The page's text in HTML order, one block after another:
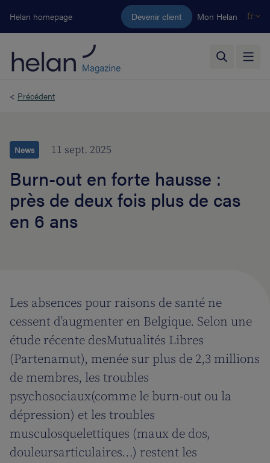
Aller au contenu principal
Helan homepage Devenir client Mon Helan fr
< Précédent
News 11 sept. 2025
Burn-out en forte hausse :
près de deux fois plus de cas
en 6 ans
Les absences pour raisons de santé ne
cessent d’augmenter en Belgique. Selon une
étude récente desMutualités Libres
(Partenamut), menée sur plus de 2,3 millions
de membres, les troubles
psychosociaux(comme le burn-out ou la
dépression) et les troubles
musculosquelettiques (maux de dos,
douleursarticulaires…) restent les